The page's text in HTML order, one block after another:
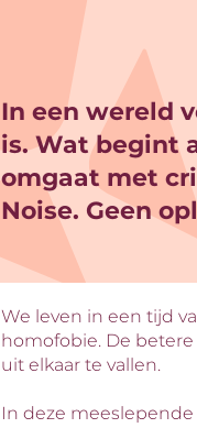
In een wereld
is. Wat begint
omgaat met
Noise. Geen
We leven in een tijd
homofobie. De
uit elkaar te vallen.
In deze